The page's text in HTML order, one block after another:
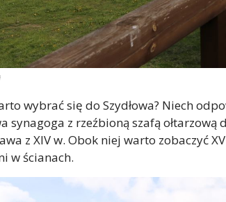
wybrać się do Szydłowa? Niech
synagoga z rzeźbioną szafą
z XIV w. Obok niej warto
w ścianach.